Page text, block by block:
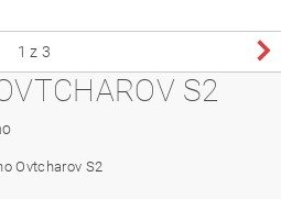
1 z 3
S2
Ovtcharov S2